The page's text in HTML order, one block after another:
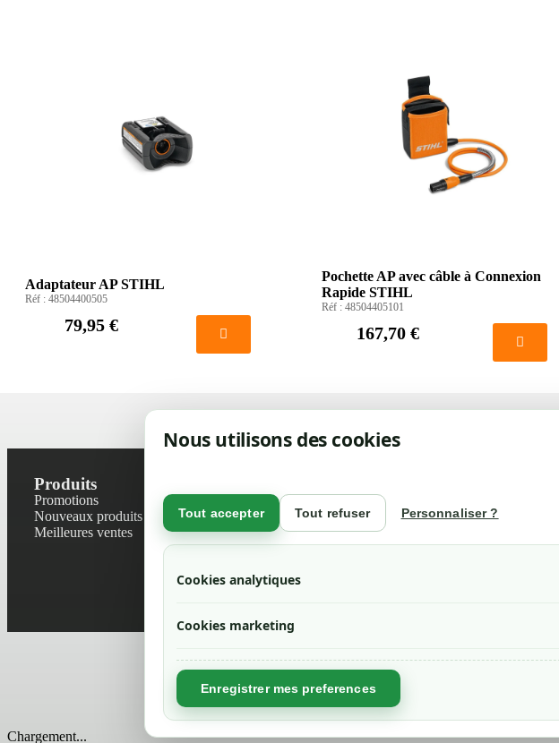
Nous utilisons des cookies
Tout accepter Tout refuser Personnaliser ?
Cookies analytiques
Cookies marketing
Enregistrer mes preferences
Adaptateur AP STIHL
Réf : 48504400505
79,95 €
Pochette AP avec câble à Connexion
Rapide STIHL
Réf : 48504405101
167,70 €
Produits
Promotions
Nouveaux produits
Meilleures ventes
Contactez-nous
Plan du site
Magasin
Mentions légales
Chargement...